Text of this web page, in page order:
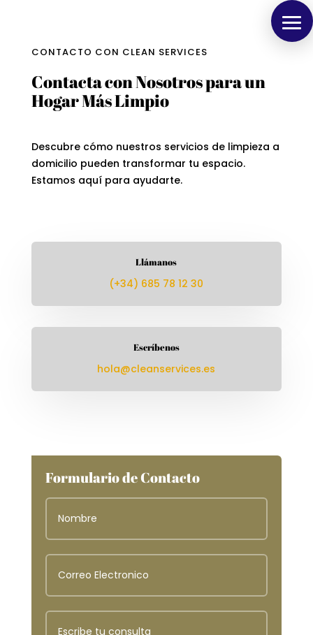
CONTACTO CON CLEAN SERVICES
Contacta con Nosotros para un
Hogar Más Limpio
Descubre cómo nuestros servicios de limpieza a
domicilio pueden transformar tu espacio.
Estamos aquí para ayudarte.
Llámanos
(+34) 685 78 12 30
Escríbenos
hola@cleanservices.es
Formulario de Contacto